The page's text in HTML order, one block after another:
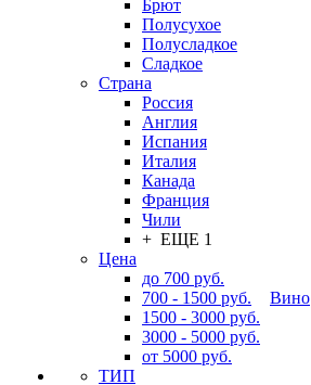
Брют
Полусухое
Полусладкое
Сладкое
Страна
Россия
Англия
Испания
Италия
Канада
Франция
Чили
+ ЕЩЕ 1
Цена
до 700 руб.
700 - 1500 руб.
1500 - 3000 руб.
3000 - 5000 руб.
от 5000 руб.
ТИП
Вино